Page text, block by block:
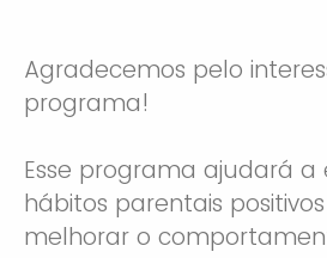
Agradecemos pelo
programa!
Esse programa ajudará a
hábitos parentais
melhorar o